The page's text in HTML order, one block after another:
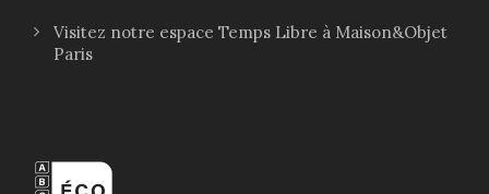
Visitez notre espace Temps Libre à Maison&Objet
Paris